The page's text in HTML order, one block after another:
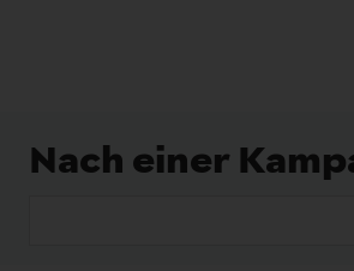
Nach einer